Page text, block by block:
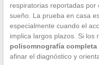
respiratorias reportadas
sueño. La prueba en casa
especialmente cuando el
implica largos plazos. Si los
polisomnografía
afinar el diagnóstico y